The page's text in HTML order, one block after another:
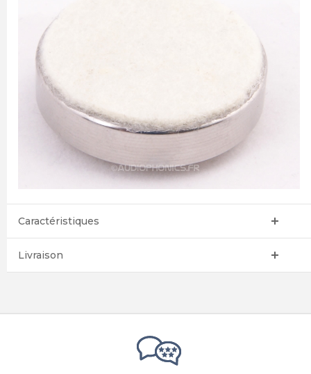
Caractéristiques
Livraison